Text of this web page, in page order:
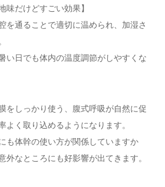
味だけどすごい効果】
を通ることで適切に温められ、加湿さ
い日でも体内の温度調節がしやすくな
をしっかり使う、腹式呼吸が自然に促
よく取り込めるようになります。
も体幹の使い方が関係していますか
外なところにも好影響が出てきます。